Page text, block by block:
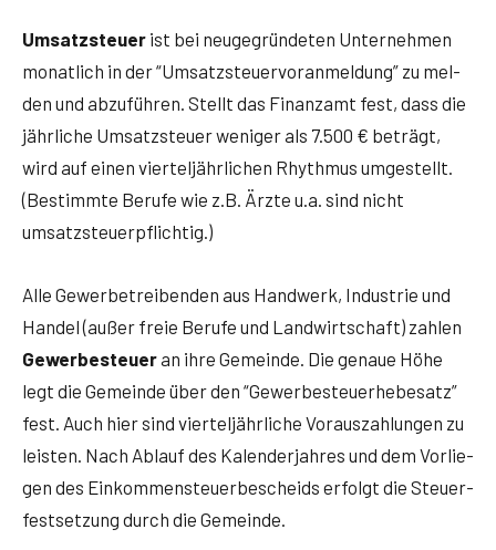
Umsatz­steu­er ist bei neu­ge­grün­de­ten Unter­neh­men
monat­lich in der “Umsatz­steu­er­vor­anmel­dung” zu mel­
den und abzu­füh­ren. Stellt das Finanz­amt fest, dass die
jähr­li­che Umsatz­steu­er weni­ger als 7.500 € beträgt,
wird auf einen vier­tel­jähr­li­chen Rhyth­mus umge­stellt.
(Bestimm­te Beru­fe wie z.B. Ärz­te u.a. sind nicht
umsatzsteuerpflichtig.)
Alle Gewer­be­trei­ben­den aus Hand­werk, Indus­trie und
Han­del (außer freie Beru­fe und Land­wirt­schaft) zah­len
Gewer­be­steu­eran ihre Gemein­de. Die genaue Höhe
legt die Gemein­de über den “Gewer­be­steu­er­he­be­satz”
fest. Auch hier sind vier­tel­jähr­li­che Vor­aus­zah­lun­gen zu
leis­ten. Nach Ablauf des Kalen­der­jah­res und dem Vor­lie­
gen des Ein­kom­men­steu­er­be­scheids erfolgt die Steu­er­
fest­set­zung durch die Gemeinde.